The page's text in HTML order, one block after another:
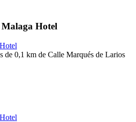
Malaga Hotel
de 0,1 km de Calle Marqués de Larios